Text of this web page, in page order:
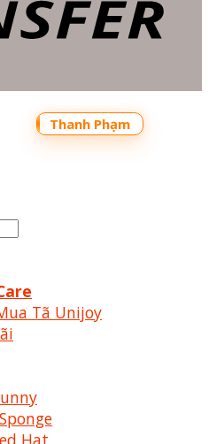
Thanh Phạm
Tã Unijoy
Hat